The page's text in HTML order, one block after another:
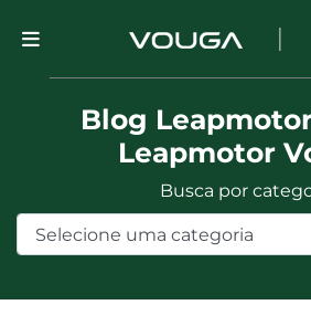
Blog
Leapmotor
Busca por